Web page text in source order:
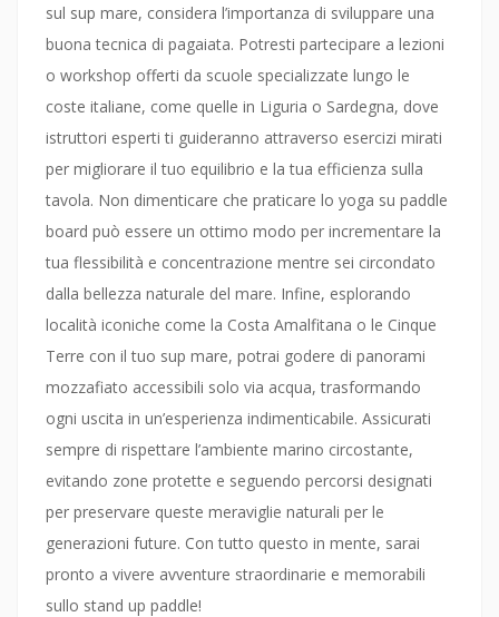
sul sup mare, considera l’importanza di sviluppare una
buona tecnica di pagaiata. Potresti partecipare a lezioni
o workshop offerti da scuole specializzate lungo le
coste italiane, come quelle in Liguria o Sardegna, dove
istruttori esperti ti guideranno attraverso esercizi mirati
per migliorare il tuo equilibrio e la tua efficienza sulla
tavola. Non dimenticare che praticare lo yoga su paddle
board può essere un ottimo modo per incrementare la
tua flessibilità e concentrazione mentre sei circondato
dalla bellezza naturale del mare. Infine, esplorando
località iconiche come la Costa Amalfitana o le Cinque
Terre con il tuo sup mare, potrai godere di panorami
mozzafiato accessibili solo via acqua, trasformando
ogni uscita in un’esperienza indimenticabile. Assicurati
sempre di rispettare l’ambiente marino circostante,
evitando zone protette e seguendo percorsi designati
per preservare queste meraviglie naturali per le
generazioni future. Con tutto questo in mente, sarai
pronto a vivere avventure straordinarie e memorabili
sullo stand up paddle!